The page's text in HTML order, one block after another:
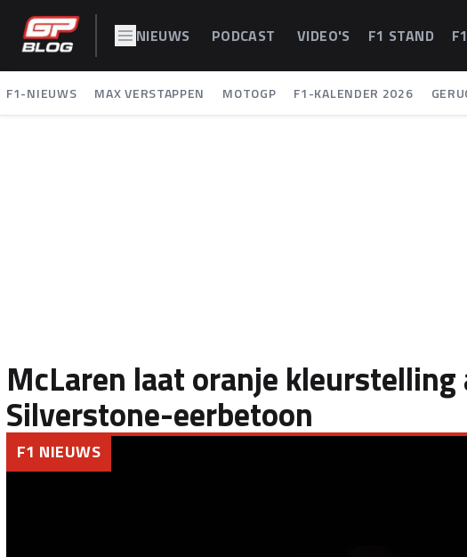
NIEUWS PODCAST VIDEO'S F1 STAND
F1-NIEUWS MAX VERSTAPPEN MOTOGP F1-KALENDER 2026
McLaren laat oranje
Silverstone-eerbetoon
F1 NIEUWS